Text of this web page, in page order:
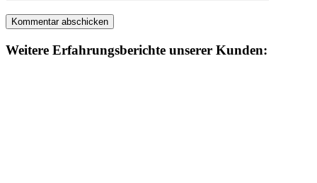
Weitere Erfahrungsberichte unserer Kunden: